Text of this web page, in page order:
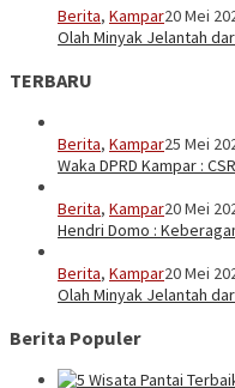
Berita, Kampar20 Mei
Olah Minyak Jelantah
TERBARU
Berita, Kampar25 Mei
Waka DPRD Kampar :
Berita, Kampar20 Mei
Hendri Domo :
Berita, Kampar20 Mei
Olah Minyak Jelantah
Berita Populer